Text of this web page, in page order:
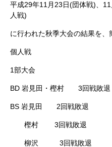
平成29年11月23日(団体戦)、
人戦)
に行われた秋季大会の結果を、
個人戦
1部大会
BD 岩見田・樫村 3回戦敗退
BS 岩見田 2回戦敗退
樫村 3回戦敗退
柳沢 3回戦敗退